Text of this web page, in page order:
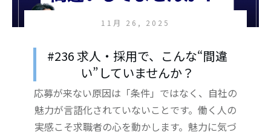
11月 26, 2025
#236 求人・採用で、こんな“間違
い”していませんか？
応募が来ない原因は「条件」ではなく、自社の
魅力が言語化されていないことです。働く人の
実感こそ求職者の心を動かします。魅力に気づ